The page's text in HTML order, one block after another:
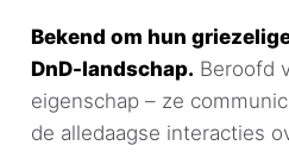
Bekend om hun
DnD-landschap. Beroofd
eigenschap – ze
de alledaagse interacties